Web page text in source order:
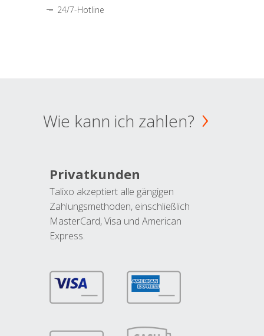
24/7-Hotline
Wie kann ich zahlen?
Privatkunden
Talixo akzeptiert alle gängigen
Zahlungsmethoden, einschließlich
MasterCard, Visa und American
Express.